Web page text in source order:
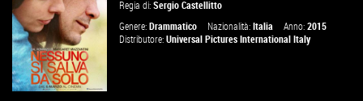
VAI ALLA SCHEDA
Regia di:Sergio Castellitto
Genere:Drammatico Nazionalità:Italia Anno:2015
Distributore:Universal Pictures International Italy